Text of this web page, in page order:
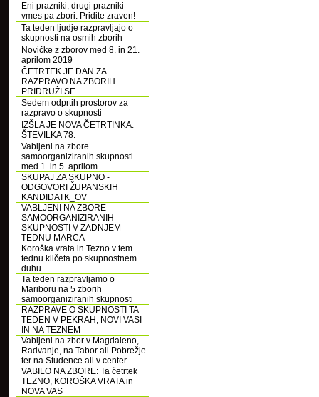
Eni prazniki, drugi prazniki -
vmes pa zbori. Pridite zraven!
Ta teden ljudje razpravljajo o
skupnosti na osmih zborih
Novičke z zborov med 8. in 21.
aprilom 2019
ČETRTEK JE DAN ZA
RAZPRAVO NA ZBORIH.
PRIDRUŽI SE.
Sedem odprtih prostorov za
razpravo o skupnosti
IZŠLA JE NOVA ČETRTINKA.
ŠTEVILKA 78.
Vabljeni na zbore
samoorganiziranih skupnosti
med 1. in 5. aprilom
SKUPAJ ZA SKUPNO -
ODGOVORI ŽUPANSKIH
KANDIDATK_OV
VABLJENI NA ZBORE
SAMOORGANIZIRANIH
SKUPNOSTI V ZADNJEM
TEDNU MARCA
Koroška vrata in Tezno v tem
tednu kličeta po skupnostnem
duhu
Ta teden razpravljamo o
Mariboru na 5 zborih
samoorganiziranih skupnosti
RAZPRAVE O SKUPNOSTI TA
TEDEN V PEKRAH, NOVI VASI
IN NA TEZNEM
Vabljeni na zbor v Magdaleno,
Radvanje, na Tabor ali Pobrežje
ter na Studence ali v center
VABILO NA ZBORE: Ta četrtek
TEZNO, KOROŠKA VRATA in
NOVA VAS